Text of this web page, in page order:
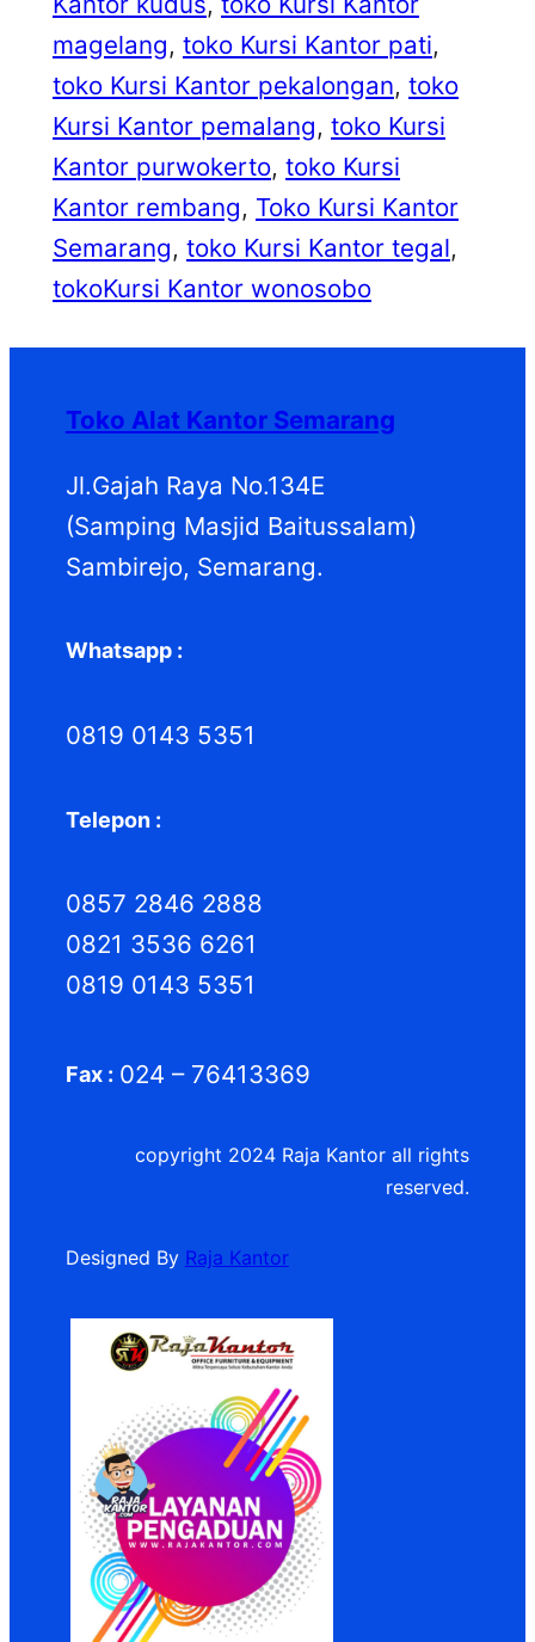
magelang, toko Kursi Kantor pati
toko Kursi Kantor pekalongan, toko
Kursi Kantor pemalang, toko Kursi
Kantor purwokerto, toko Kursi
Kantor rembang, Toko Kursi Kantor
Semarang, toko Kursi Kantor tegal
tokoKursi Kantor wonosobo
Toko Alat Kantor Semarang
Jl.Gajah Raya No.134E
(Samping Masjid Baitussalam)
Sambirejo, Semarang.
Whatsapp :
0819 0143 5351
Telepon :
0857 2846 2888
0821 3536 6261
0819 0143 5351
Fax : 024 – 76413369
copyright 2024 Raja Kantor all rights
reserved.
Designed By Raja Kantor